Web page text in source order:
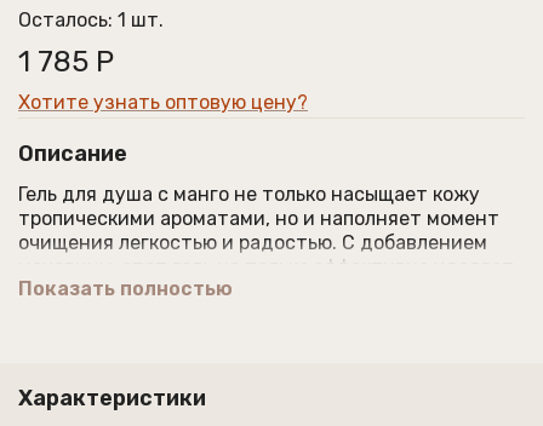
Осталось: 1 шт.
1 785 Р
Хотите узнать оптовую цену?
Описание
Гель для душа с манго не только насыщает кожу
тропическими ароматами, но и наполняет момент
очищения легкостью и радостью. С добавлением
мочевины, этот гель не только эффективно удаляет
загрязнения, но и глубоко увлажняет эпидермис,
Показать полностью
Характеристики